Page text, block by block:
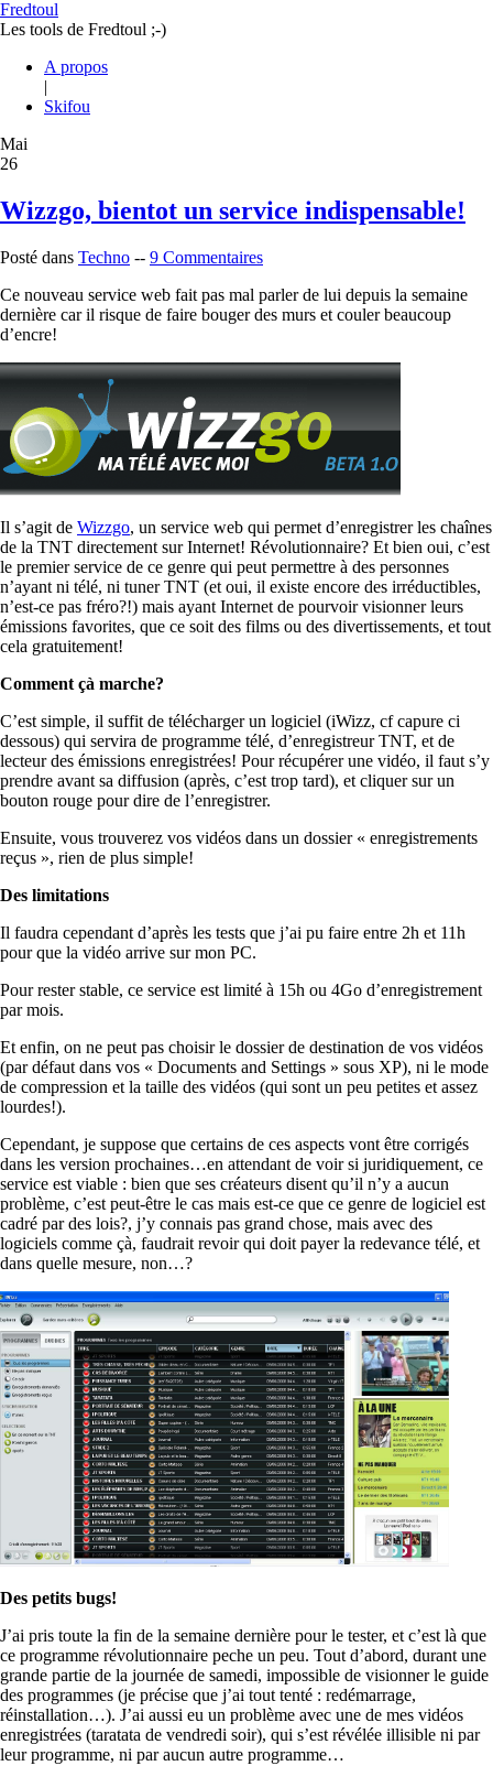
Fredtoul
Les tools de Fredtoul ;-)
A propos
|
Skifou
Mai
26
Wizzgo, bientot un service indispensable!
Posté dans Techno -- 9 Commentaires
Ce nouveau service web fait pas mal parler de lui depuis la semaine
dernière car il risque de faire bouger des murs et couler beaucoup
d’encre!
Il s’agit de Wizzgo, un service web qui permet d’enregistrer les chaînes
de la TNT directement sur Internet! Révolutionnaire? Et bien oui, c’est
le premier service de ce genre qui peut permettre à des personnes
n’ayant ni télé, ni tuner TNT (et oui, il existe encore des irréductibles,
n’est-ce pas fréro?!) mais ayant Internet de pourvoir visionner leurs
émissions favorites, que ce soit des films ou des divertissements, et tout
cela gratuitement!
Comment çà marche?
C’est simple, il suffit de télécharger un logiciel (iWizz, cf capure ci
dessous) qui servira de programme télé, d’enregistreur TNT, et de
lecteur des émissions enregistrées! Pour récupérer une vidéo, il faut s’y
prendre avant sa diffusion (après, c’est trop tard), et cliquer sur un
bouton rouge pour dire de l’enregistrer.
Ensuite, vous trouverez vos vidéos dans un dossier « enregistrements
reçus », rien de plus simple!
Des limitations
Il faudra cependant d’après les tests que j’ai pu faire entre 2h et 11h
pour que la vidéo arrive sur mon PC.
Pour rester stable, ce service est limité à 15h ou 4Go d’enregistrement
par mois.
Et enfin, on ne peut pas choisir le dossier de destination de vos vidéos
(par défaut dans vos « Documents and Settings » sous XP), ni le mode
de compression et la taille des vidéos (qui sont un peu petites et assez
lourdes!).
Cependant, je suppose que certains de ces aspects vont être corrigés
dans les version prochaines…en attendant de voir si juridiquement, ce
service est viable : bien que ses créateurs disent qu’il n’y a aucun
problème, c’est peut-être le cas mais est-ce que ce genre de logiciel est
cadré par des lois?, j’y connais pas grand chose, mais avec des
logiciels comme çà, faudrait revoir qui doit payer la redevance télé, et
dans quelle mesure, non…?
Des petits bugs!
J’ai pris toute la fin de la semaine dernière pour le tester, et c’est là que
ce programme révolutionnaire peche un peu. Tout d’abord, durant une
grande partie de la journée de samedi, impossible de visionner le guide
des programmes (je précise que j’ai tout tenté : redémarrage,
réinstallation…). J’ai aussi eu un problème avec une de mes vidéos
enregistrées (taratata de vendredi soir), qui s’est révélée illisible ni par
leur programme, ni par aucun autre programme…